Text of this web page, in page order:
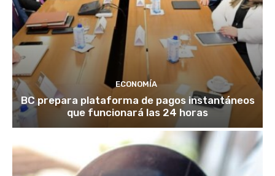
ECONOMÍA
BC prepara plataforma de pagos instantáneos
que funcionará las 24 horas